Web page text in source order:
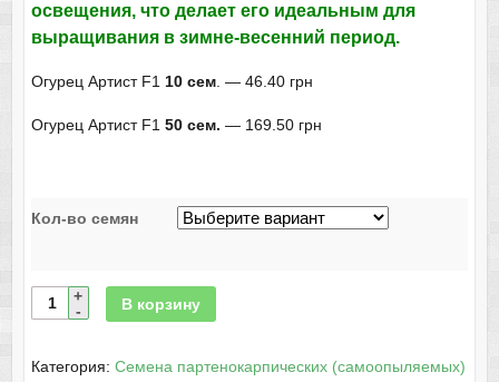
освещения, что делает его идеальным для
выращивания в зимне-весенний период.
Огурец Артист F1 10 сем. — 46.40 грн
Огурец Артист F1 50 сем. — 169.50 грн
Кол-во семян
В корзину
Категория: Семена партенокарпических (самоопыляемых)